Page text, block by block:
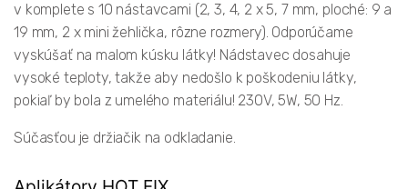
v komplete s 10 nástavcami (2, 3, 4, 2 x 5, 7 mm, ploché: 9 a
19 mm, 2 x mini žehlička, rôzne rozmery). Odporúčame
vyskúšať na malom kúsku látky! Nádstavec dosahuje
vysoké teploty, takže aby nedošlo k poškodeniu látky,
pokiaľ by bola z umelého materiálu! 230V, 5W, 50 Hz.
Súčasťou je držiačik na odkladanie.